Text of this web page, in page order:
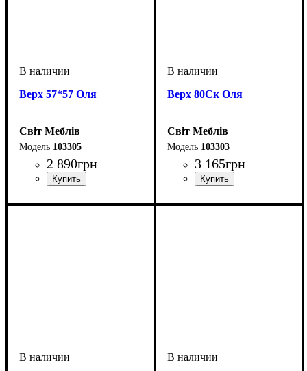
Верх 57*57 Оля
Світ Меблів
103305
2 890грн
Верх 80Ск Оля
Світ Меблів
103303
3 165грн